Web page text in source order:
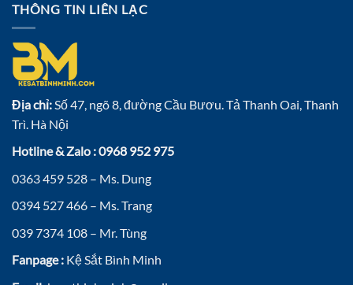
THÔNG TIN LIÊN LẠC
Địa chỉ: Số 47, ngõ 8, đường Cầu Bươu. Tả Thanh Oai, Thanh
Trì. Hà Nội
Hotline & Zalo : 0968 952 975
0363 459 528 – Ms. Dung
0394 527 466 – Ms. Trang
039 7374 108 – Mr. Tùng
Fanpage : Kệ Sắt Bình Minh